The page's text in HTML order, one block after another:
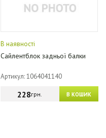
В наявності
Сайлентблок задньої балки
Артикул: 1064041140
В КОШИК
228грн.